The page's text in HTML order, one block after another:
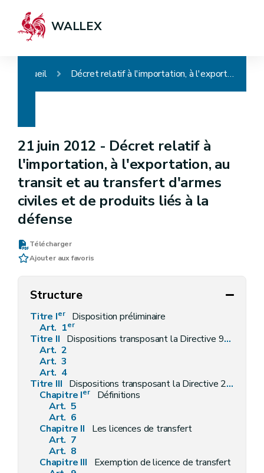
WALLEX
Accueil Décret relatif à l'importation, à l'exportation, au transit et au transfert d'armes civiles et de produits liés à la défense
21 juin 2012 - Décret relatif à
l'importation, à l'exportation, au
transit et au transfert d'armes
civiles et de produits liés à la
défense
Télécharger
Ajouter aux favoris
Structure
Titre Ier
Disposition préliminaire
Art. 1er
Titre II Dispositions transposant la Directive 91/477/CEE du Conseil européen du 18 juin 1991 relative au contrôle de l'acquisition et de la détention d'armes, telle que modifiée par la Directive 2008/51/CE du Parlement européen et du Conseil du 21 mai 2008 modifiant la Directive 91/477/CEE du Conseil relative au contrôle de l'acquisition et de la détention d'armes
Art. 2
Art. 3
Art. 4
Titre III Dispositions transposant la Directive 2009/43/CE du Parlement européen
Chapitre Ier
Définitions
Art. 5
Art. 6
Chapitre II
Les licences de transfert
Art. 7
Art. 8
Chapitre III
Exemption de licence de transfert